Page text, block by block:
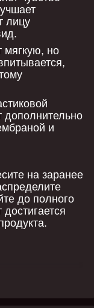
лицу
мягкую, но
дополнительно
и
на заранее
до полного